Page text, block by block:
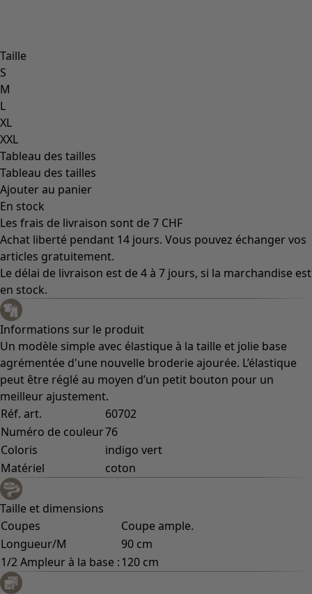
Taille
S
M
L
XL
XXL
Tableau des tailles
Tableau des tailles
Ajouter au panier
En stock
Les frais de livraison sont de 7 CHF
Achat liberté pendant 14 jours. Vous pouvez échanger vos
articles gratuitement.
Le délai de livraison est de 4 à 7 jours, si la marchandise est
en stock.
Informations sur le produit
Un modèle simple avec élastique à la taille et jolie base
agrémentée d'une nouvelle broderie ajourée. L’élastique
peut être réglé au moyen d’un petit bouton pour un
meilleur ajustement.
Réf. art.
60702
Numéro de couleur76
Coloris
indigo vert
Matériel
coton
Taille et dimensions
Coupes
Coupe ample.
Longueur/M
90 cm
1/2 Ampleur à la base :120 cm